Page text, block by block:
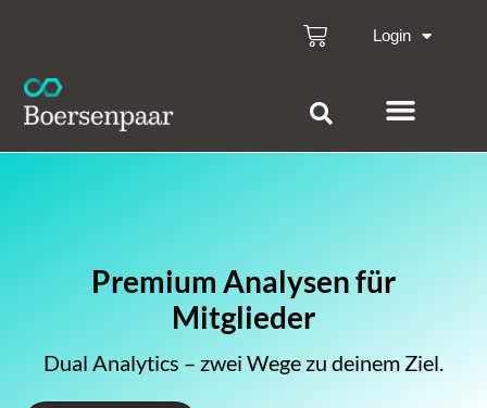
Login
Premium Analysen für
Mitglieder
Dual Analytics – zwei Wege zu deinem Ziel.